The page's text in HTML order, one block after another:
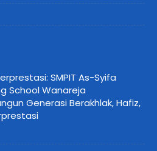
SMPIT As-Syifa
School Wanareja
Generasi Berakhlak, Hafiz,